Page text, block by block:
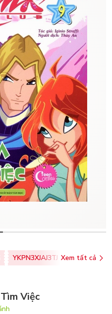
YKPN3XJAJ3TJ Xem tất cả
Việc